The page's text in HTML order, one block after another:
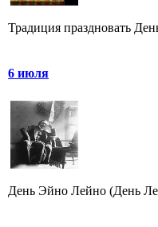
Традиция праздновать
6 июля
День Эйно Лейно (День